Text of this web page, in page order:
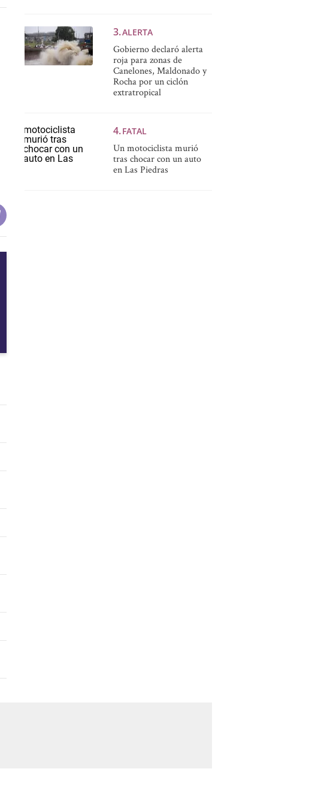
ALERTA
Gobierno declaró alerta
roja para zonas de
Canelones, Maldonado y
Rocha por un ciclón
extratropical
FATAL
Un motociclista murió
tras chocar con un auto
en Las Piedras